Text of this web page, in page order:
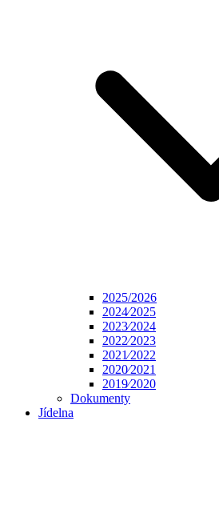
2025/2026
2024⁄2025
2023⁄2024
2022⁄2023
2021⁄2022
2020⁄2021
2019⁄2020
Dokumenty
Jídelna